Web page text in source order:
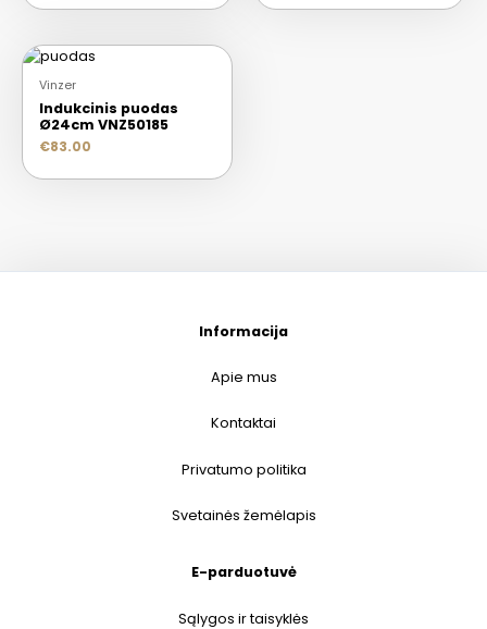
Vinzer
Indukcinis puodas
Ø24cm VNZ50185
€83.00
Informacija
Apie mus
Kontaktai
Privatumo politika
Svetainės žemėlapis
E-parduotuvė
Sąlygos ir taisyklės